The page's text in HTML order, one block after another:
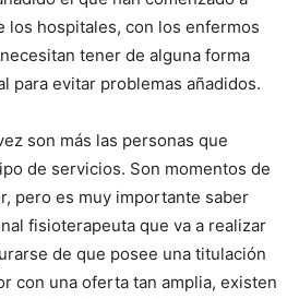
los hospitales, con los enfermos
tener de alguna forma
para evitar problemas añadidos.
son más las personas que
de servicios. Son momentos de
pero es muy importante saber
fisioterapeuta que va a realizar
de que posee una titulación
con una oferta tan amplia, existen